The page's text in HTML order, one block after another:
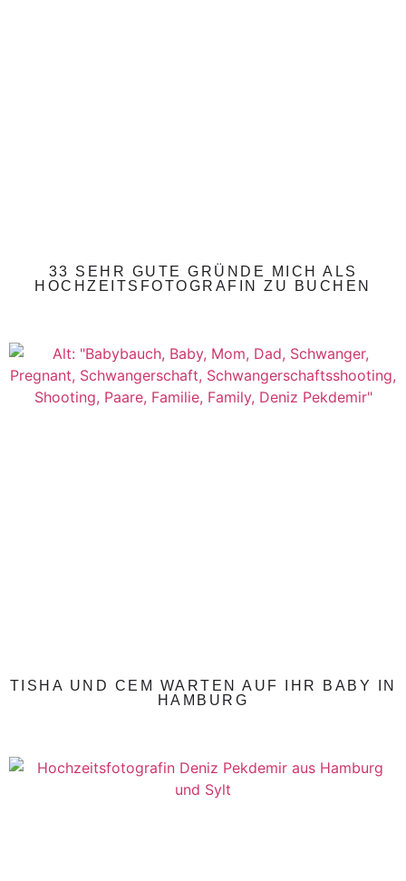
33 SEHR GUTE GRÜNDE MICH ALS
HOCHZEITSFOTOGRAFIN ZU BUCHEN
TISHA UND CEM WARTEN AUF IHR BABY IN
HAMBURG